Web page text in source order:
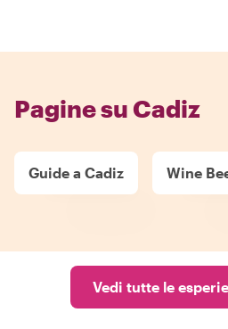
Pagine su Cadiz
Guide a Cadiz Wine
Vedi tutte le